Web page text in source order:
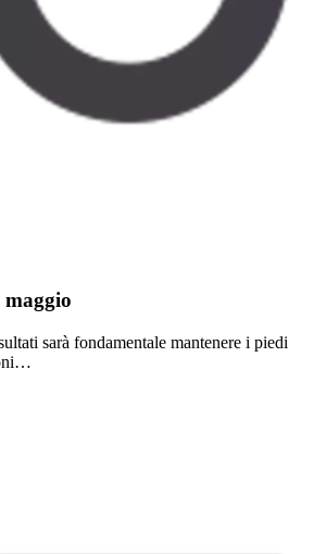
sarà fondamentale mantenere i piedi